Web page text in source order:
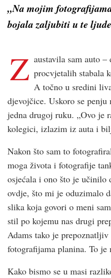
„Na mojim
bojala zaljubiti u te
Z austavila sam auto –
procvjetalih stabala
A točno u sredini
djevojčice. Uskoro se
jedna drugoj ruku. „Ovo je
kolegici, izlazim iz auta i
Nakon što sam to
moga života i fotografije
osjećala i ono što je učinilo
ovdje, što mi je oduzimalo
slika koja govori o meni
stil po kojemu nas drugi
Adams tako je
fotografijama planina. To je
Kako bismo se u masi